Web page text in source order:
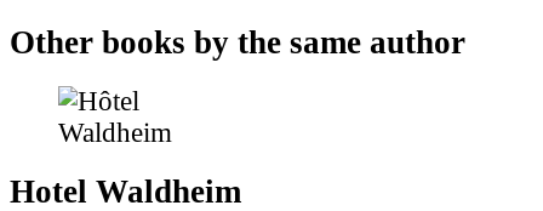
Other books by the same author
Hotel Waldheim